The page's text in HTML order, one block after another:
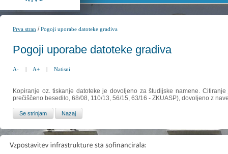
Prva stran /Pogoji uporabe datoteke gradiva
Pogoji uporabe datoteke gradiva
A- | A+ | Natisni
Kopiranje oz. tiskanje datoteke je dovoljeno za študijske namene.
prečiščeno besedilo, 68/08, 110/13, 56/15, 63/16 - ZKUASP), dovoljeno z